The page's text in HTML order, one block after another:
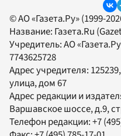
© АО «Газета.Ру» (1999-
Название: Газета.Ru
Учредитель:АО
7743625728
Адрес учредителя:
улица, дом 67
Адрес редакции и
Варшавское шоссе, д.9,
Телефон редакции:+7